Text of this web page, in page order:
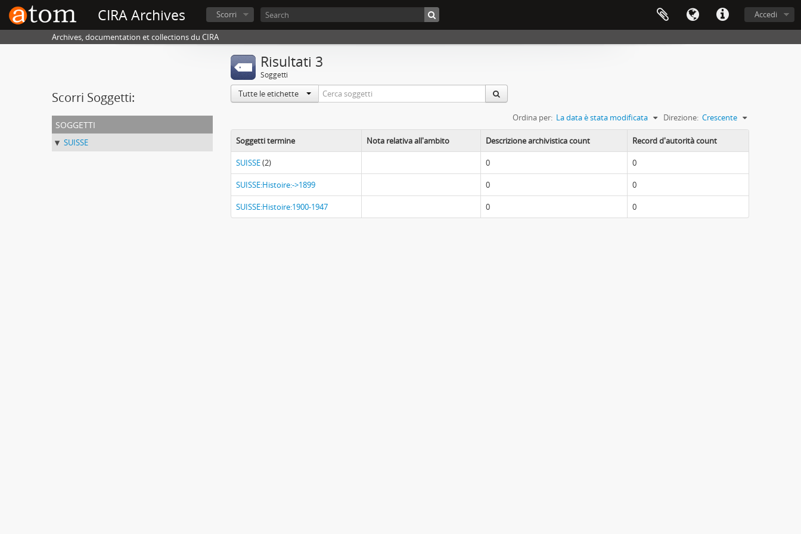
CIRA Archives Accedi
Scorri
Archives, documentation et collections du CIRA
Scorri Soggetti:
soggetti
SUISSE
Risultati 3
Soggetti
Tutte le etichette
Ordina per: La data è stata modificata Direzione: Crescente
Soggetti termine Nota relativa all'ambito Descrizione archivistica count Record d'autorità count
SUISSE(2) 0 0
SUISSE:Histoire:->1899 0 0
SUISSE:Histoire:1900-1947 0 0